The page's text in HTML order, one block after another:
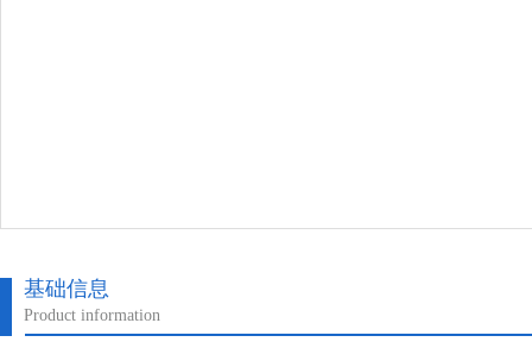
基础信息
Product information